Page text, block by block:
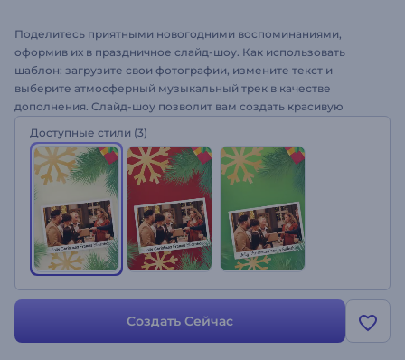
Поделитесь приятными новогодними воспоминаниями,
оформив их в праздничное слайд-шоу. Как использовать
шаблон: загрузите свои фотографии, измените текст и
выберите атмосферный музыкальный трек в качестве
дополнения. Слайд-шоу позволит вам создать красивую
Доступные стили (3)
Создать Сейчас